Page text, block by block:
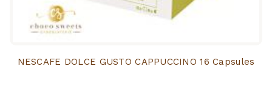
NESCAFE DOLCE GUSTO CAPPUCCINO 16 Capsules